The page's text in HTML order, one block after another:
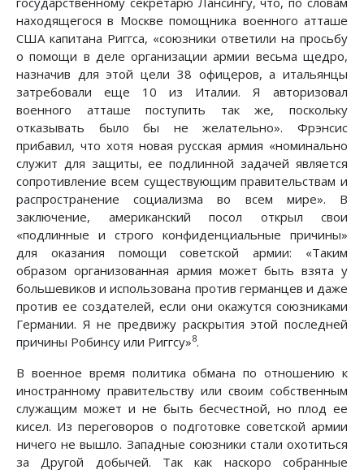
находящегося в Москве помощника военного атташе
США капитана Риггса, «союзники ответили на просьбу
о помощи в деле организации армии весьма щедро,
назначив для этой цели 38 офицеров, а итальянцы
затребовали еще 10 из Италии. Я авторизовал
военного атташе поступить так же, поскольку
отказывать было бы не желательно». Фрэнсис
прибавил, что хотя новая русская армия «номинально
служит для защиты, ее подлинной задачей является
сопротивление всем существующим правительствам и
распространение социализма во всем мире». В
заключение, американский посол открыл свои
«подлинные и строго конфиденциальные причины»
для оказания помощи советской армии: «Таким
образом организованная армия может быть взята у
большевиков и использована против германцев и даже
против ее создателей, если они окажутся союзниками
Германии. Я не предвижу раскрытия этой последней
причины Робинсу или Риггсу»8.
В военное время политика обмана по отношению к
иностранному правительству или своим собственным
служащим может и не быть бесчестной, но плод ее
кисел. Из переговоров о подготовке советской армии
ничего не вышло. Западные союзники стали охотиться
за Другой добычей. Так как наскоро собранные